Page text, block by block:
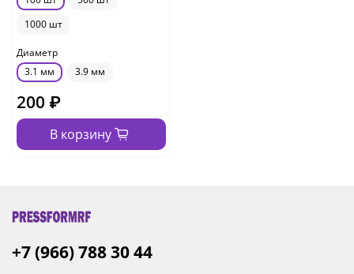
1000 шт
Диаметр
3.1 мм
3.9 мм
200 ₽
В корзину
+7 (966) 788 30 44